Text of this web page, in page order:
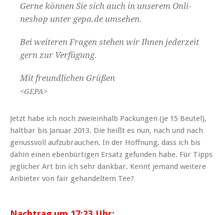
Gerne kön­nen Sie sich auch in unserem Onli­
neshop unter gepa.de umsehen.
Bei weit­eren Fra­gen ste­hen wir Ihnen jed­erzeit
gern zur Verfügung.
Mit fre­undlichen Grüßen
<GEPA>
Jet­zt habe ich noch zweiein­halb Pack­un­gen (je 15 Beu­tel),
halt­bar bis Jan­u­ar 2013. Die heißt es nun, nach und nach
genussvoll aufzubrauchen. In der Hoff­nung, dass ich bis
dahin einen eben­bür­ti­gen Ersatz gefun­den habe. Für Tipps
jeglich­er Art bin ich sehr dankbar. Ken­nt jemand weit­ere
Anbi­eter von fair gehan­del­tem Tee?